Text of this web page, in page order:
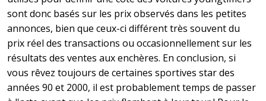
sont donc basés sur les prix observés dans les petites
annonces, bien que ceux-ci différent très souvent du
prix réel des transactions ou occasionnellement sur les
résultats des ventes aux enchères. En conclusion, si
vous rêvez toujours de certaines sportives star des
années 90 et 2000, il est probablement temps de passer